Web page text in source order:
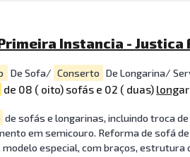
Instancia -
De Sofa/ Conserto De Longarina/
de 08 ( oito) sofás e 02 ( duas) long
de sofás e longarinas, incluindo troca
em semicouro. Reforma de sofá
especial, com braços,